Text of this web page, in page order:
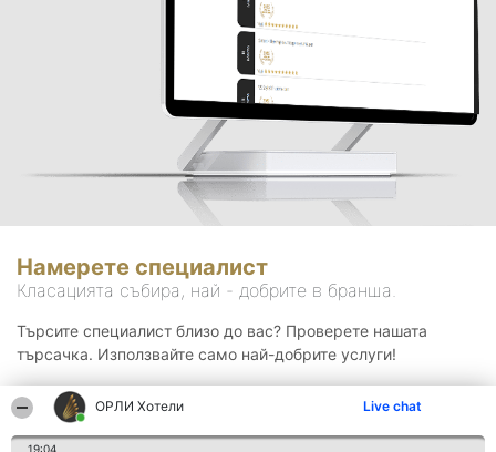
ОРЛИ Хотели Live chat
19:04
Намерете специалист
Класацията събира, най - добрите в бранша.
Търсите специалист близо до вас? Проверете нашата
търсачка. Използвайте само най-добрите услуги!